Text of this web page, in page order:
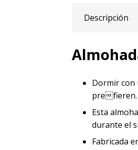
Descripción
Dormir con
prefieren.
Esta
durante el
Fabricada